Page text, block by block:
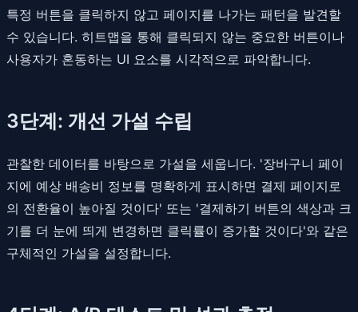
특정 버튼을 클릭하지 않고 페이지를 나가는 패턴을 발견할
수 있습니다. 히트맵을 통해 클릭되지 않는 중요한 버튼이나
사용자가 혼동하는 UI 요소를 시각적으로 파악합니다.
3단계: 개선 가설 수립
관찰한 데이터를 바탕으로 가설을 세웁니다. '장바구니 페이
지에 예상 배송비 정보를 명확하게 표시하면 결제 페이지로
의 전환율이 높아질 것이다' 또는 '결제하기 버튼의 색상과 크
기를 더 눈에 띄게 변경하면 클릭률이 증가할 것이다'와 같은
구체적인 가설을 설정합니다.